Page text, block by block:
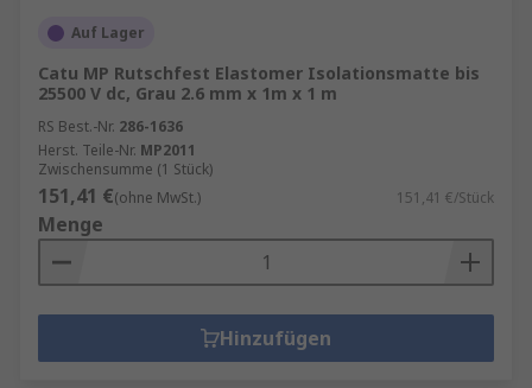
Auf Lager
Catu MP Rutschfest Elastomer Isolationsmatte bis
25500 V dc, Grau 2.6 mm x 1m x 1 m
RS Best.-Nr. 286-1636
Herst. Teile-Nr. MP2011
Zwischensumme (1 Stück)
151,41 €(ohne MwSt.) 151,41 €/Stück
Menge
Hinzufügen